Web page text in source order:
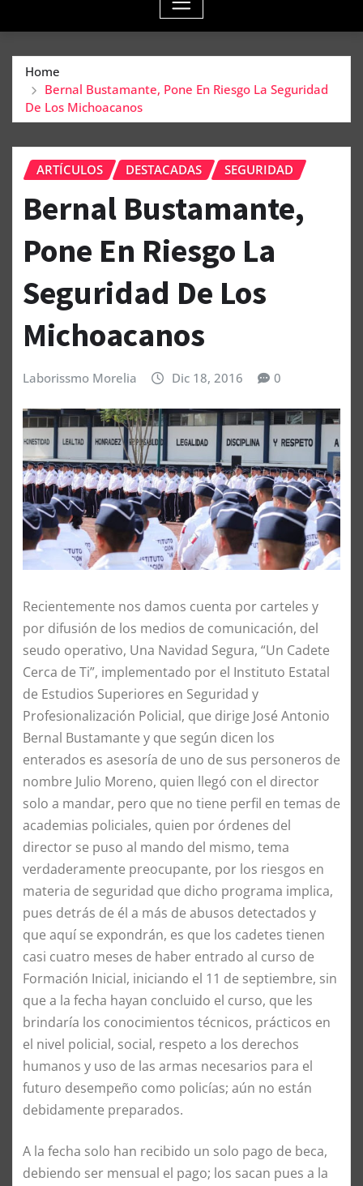
Home
Bernal Bustamante, Pone En Riesgo La Seguridad
De Los Michoacanos
ARTÍCULOS DESTACADAS SEGURIDAD
Bernal Bustamante,
Pone En Riesgo La
Seguridad De Los
Michoacanos
Laborissmo Morelia Dic 18, 2016 0
Recientemente nos damos cuenta por carteles y
por difusión de los medios de comunicación, del
seudo operativo, Una Navidad Segura, “Un Cadete
Cerca de Ti”, implementado por el Instituto Estatal
de Estudios Superiores en Seguridad y
Profesionalización Policial, que dirige José Antonio
Bernal Bustamante y que según dicen los
enterados es asesoría de uno de sus personeros de
nombre Julio Moreno, quien llegó con el director
solo a mandar, pero que no tiene perfil en temas de
academias policiales, quien por órdenes del
director se puso al mando del mismo, tema
verdaderamente preocupante, por los riesgos en
materia de seguridad que dicho programa implica,
pues detrás de él a más de abusos detectados y
que aquí se expondrán, es que los cadetes tienen
casi cuatro meses de haber entrado al curso de
Formación Inicial, iniciando el 11 de septiembre, sin
que a la fecha hayan concluido el curso, que les
brindaría los conocimientos técnicos, prácticos en
el nivel policial, social, respeto a los derechos
humanos y uso de las armas necesarios para el
futuro desempeño como policías; aún no están
debidamente preparados.
A la fecha solo han recibido un solo pago de beca,
debiendo ser mensual el pago; los sacan pues a la